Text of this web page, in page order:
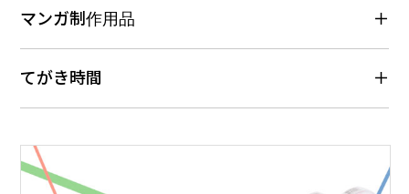
マンガ制作用品
てがき時間